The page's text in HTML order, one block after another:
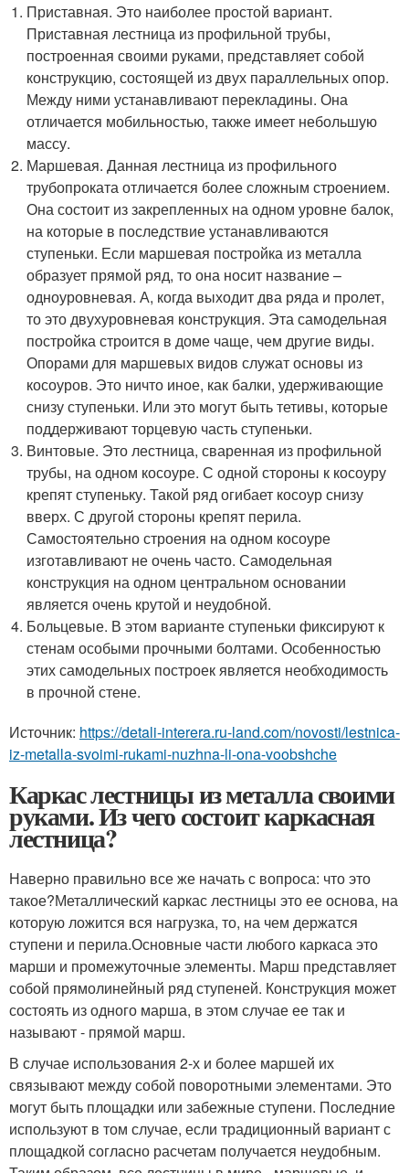
Приставная. Это наиболее простой вариант.
Приставная лестница из профильной трубы,
построенная своими руками, представляет собой
конструкцию, состоящей из двух параллельных опор.
Между ними устанавливают перекладины. Она
отличается мобильностью, также имеет небольшую
массу.
Маршевая. Данная лестница из профильного
трубопроката отличается более сложным строением.
Она состоит из закрепленных на одном уровне балок,
на которые в последствие устанавливаются
ступеньки. Если маршевая постройка из металла
образует прямой ряд, то она носит название –
одноуровневая. А, когда выходит два ряда и пролет,
то это двухуровневая конструкция. Эта самодельная
постройка строится в доме чаще, чем другие виды.
Опорами для маршевых видов служат основы из
косоуров. Это ничто иное, как балки, удерживающие
снизу ступеньки. Или это могут быть тетивы, которые
поддерживают торцевую часть ступеньки.
Винтовые. Это лестница, сваренная из профильной
трубы, на одном косоуре. С одной стороны к косоуру
крепят ступеньку. Такой ряд огибает косоур снизу
вверх. С другой стороны крепят перила.
Самостоятельно строения на одном косоуре
изготавливают не очень часто. Самодельная
конструкция на одном центральном основании
является очень крутой и неудобной.
Больцевые. В этом варианте ступеньки фиксируют к
стенам особыми прочными болтами. Особенностью
этих самодельных построек является необходимость
в прочной стене.
Источник: https://detali-interera.ru-land.com/novosti/lestnica-
iz-metalla-svoimi-rukami-nuzhna-li-ona-voobshche
Каркас лестницы из металла своими
руками. Из чего состоит каркасная
лестница?
Наверно правильно все же начать с вопроса: что это
такое?Металлический каркас лестницы это ее основа, на
которую ложится вся нагрузка, то, на чем держатся
ступени и перила.Основные части любого каркаса это
марши и промежуточные элементы. Марш представляет
собой прямолинейный ряд ступеней. Конструкция может
состоять из одного марша, в этом случае ее так и
называют - прямой марш.
В случае использования 2-х и более маршей их
связывают между собой поворотными элементами. Это
могут быть площадки или забежные ступени. Последние
используют в том случае, если традиционный вариант с
площадкой согласно расчетам получается неудобным.